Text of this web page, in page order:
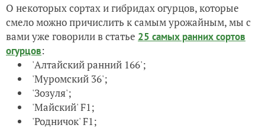
О некоторых сортах и гибридах огурцов, которые
смело можно причислить к самым урожайным, мы с
вами уже говорили в статье 25 самых ранних сортов
огурцов:
'Алтайский ранний 166';
'Муромский 36';
'Зозуля';
'Майский' F1;
'Родничок' F1;